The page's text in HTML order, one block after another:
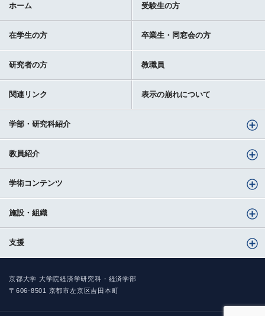
ホーム 受験生の方
在学生の方 卒業生・同窓会の方
研究者の方 教職員
関連リンク 表示の崩れについて
学部・研究科紹介
教員紹介
学術コンテンツ
施設・組織
支援
京都大学 大学院経済学研究科・経済学部
〒606-8501 京都市左京区吉田本町